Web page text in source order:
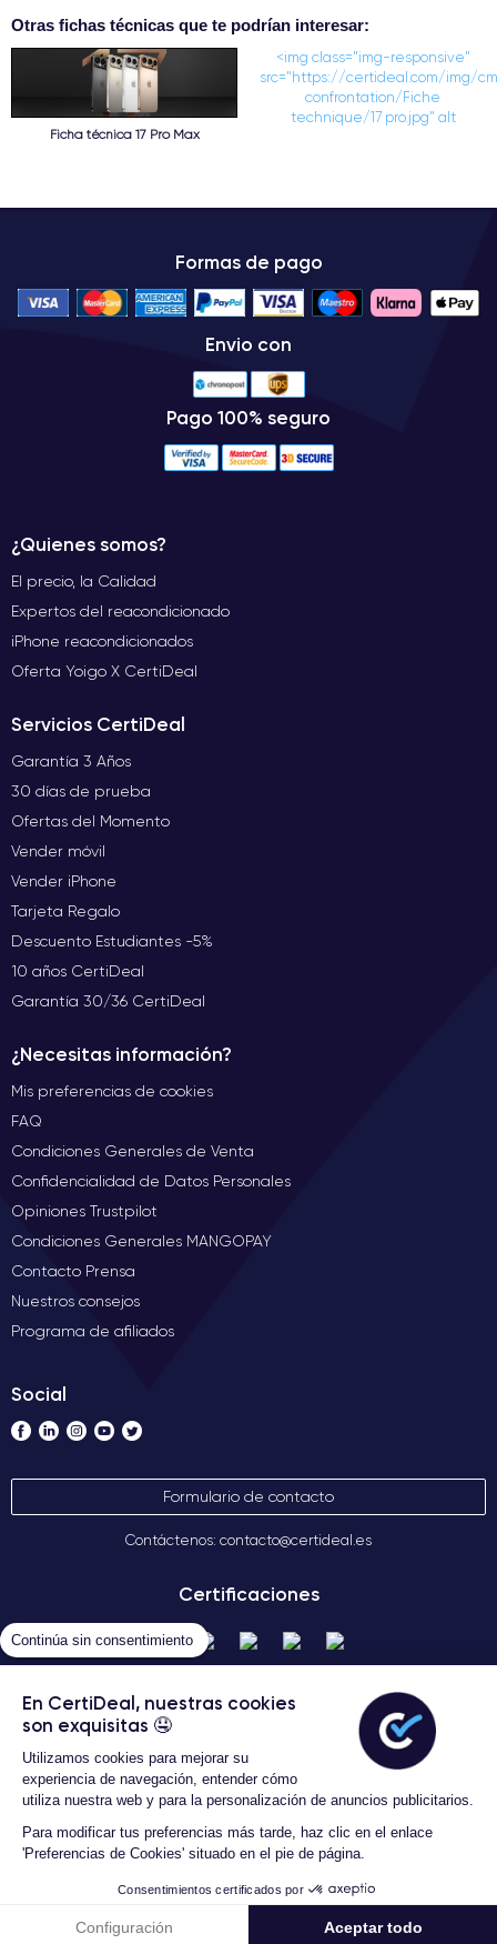
Continúa sin consentimiento
En CertiDeal, nuestras cookies
son exquisitas 🤤
Utilizamos cookies para mejorar su
experiencia de navegación, entender cómo
utiliza nuestra web y para la personalización de anuncios publicitarios.
Para modificar tus preferencias más tarde, haz clic en el enlace
'Preferencias de Cookies' situado en el pie de página.
Consentimientos certificados por
Configuración Aceptar todo
Otras fichas técnicas que te podrían interesar:
Ficha técnica 17 Pro Max
<img class="img-responsive"
src="https://certideal.com/img/
confrontation/Fiche
technique/17 pro.jpg" alt
Formas de pago
Envio con
Pago 100% seguro
¿Quienes somos?
El precio, la Calidad
Expertos del reacondicionado
iPhone reacondicionados
Oferta Yoigo X CertiDeal
Servicios CertiDeal
Garantía 3 Años
30 días de prueba
Ofertas del Momento
Vender móvil
Vender iPhone
Tarjeta Regalo
Descuento Estudiantes -5%
10 años CertiDeal
Garantía 30/36 CertiDeal
¿Necesitas información?
Mis preferencias de cookies
FAQ
Condiciones Generales de Venta
Confidencialidad de Datos Personales
Opiniones Trustpilot
Condiciones Generales MANGOPAY
Contacto Prensa
Nuestros consejos
Programa de afiliados
Social
Formulario de contacto
Contáctenos: contacto@certideal.es
Certificaciones
Términos Generales de Venta
derechos reservados